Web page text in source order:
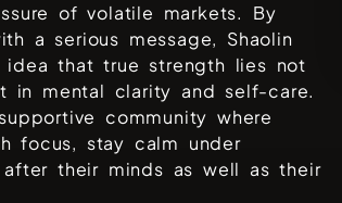
of volatile markets. By
a serious message, Shaolin
idea that true strength lies not
in mental clarity and self-care.
community where
focus, stay calm under
after their minds as well as their